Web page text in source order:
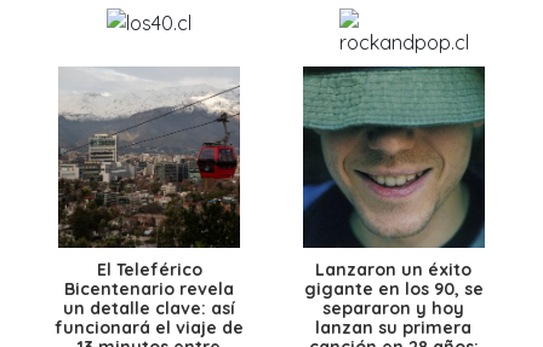
El Teleférico
Bicentenario revela
un detalle clave: así
funcionará el viaje de
Lanzaron un éxito
gigante en los 90, se
separaron y hoy
lanzan su primera